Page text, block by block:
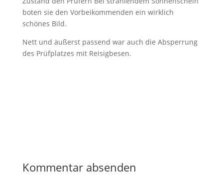
boten sie den Vorbeikommenden ein wirklich
schönes Bild.
Nett und äußerst passend war auch die Absperrung
des Prüfplatzes mit Reisigbesen.
Kommentar absenden